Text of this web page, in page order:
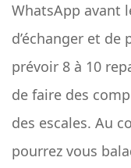
WhatsApp avant
d’échanger et
prévoir 8 à 10
de faire des
des escales. Au
pourrez vous